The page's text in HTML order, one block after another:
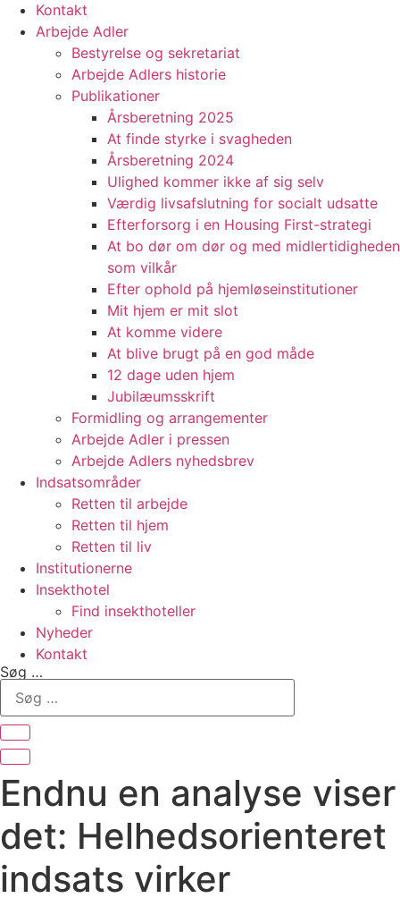
Kontakt
Arbejde Adler
Bestyrelse og sekretariat
Arbejde Adlers historie
Publikationer
Årsberetning 2025
At finde styrke i svagheden
Årsberetning 2024
Ulighed kommer ikke af sig selv
Værdig livsafslutning for socialt udsatte
Efterforsorg i en Housing First-strategi
At bo dør om dør og med midlertidigheden
som vilkår
Efter ophold på hjemløseinstitutioner
Mit hjem er mit slot
At komme videre
At blive brugt på en god måde
12 dage uden hjem
Jubilæumsskrift
Formidling og arrangementer
Arbejde Adler i pressen
Arbejde Adlers nyhedsbrev
Indsatsområder
Retten til arbejde
Retten til hjem
Retten til liv
Institutionerne
Insekthotel
Find insekthoteller
Nyheder
Kontakt
Søg …
Endnu en analyse viser
det: Helhedsorienteret
indsats virker